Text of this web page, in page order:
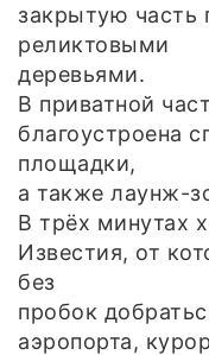
закрытую часть
реликтовыми
деревьями.
В приватной
благоустроена
площадки,
а также лаунж-
В трёх минутах
Известия, от
без
пробок
аэропорта,